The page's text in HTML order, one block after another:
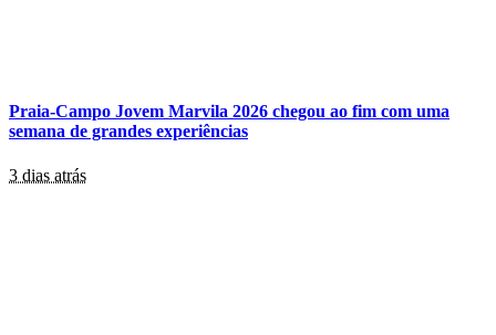
Praia-Campo Jovem Marvila 2026 chegou ao fim com uma
semana de grandes experiências
3 dias atrás